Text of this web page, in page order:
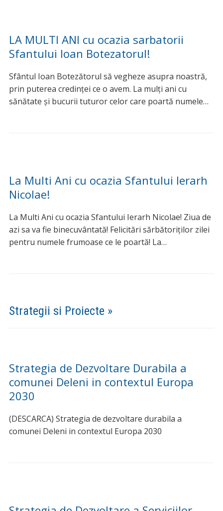
LA MULTI ANI cu ocazia sarbatorii
Sfantului Ioan Botezatorul!
Sfântul Ioan Botezătorul să vegheze asupra noastră,
prin puterea credinței ce o avem. La mulți ani cu
sănătate și bucurii tuturor celor care poartă numele…
La Multi Ani cu ocazia Sfantului Ierarh
Nicolae!
La Multi Ani cu ocazia Sfantului Ierarh Nicolae! Ziua de
azi sa va fie binecuvântată! Felicitări sărbătoriților zilei
pentru numele frumoase ce le poartă! La…
Strategii si Proiecte »
Strategia de Dezvoltare Durabila a
comunei Deleni in contextul Europa
2030
(DESCARCA) Strategia de dezvoltare durabila a
comunei Deleni in contextul Europa 2030